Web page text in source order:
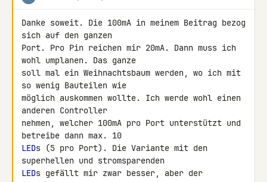
Danke soweit. Die 100mA in meinem Beitrag bezog
sich auf den ganzen
Port. Pro Pin reichen mir 20mA. Dann muss ich
wohl umplanen. Das ganze
soll mal ein Weihnachtsbaum werden, wo ich mit
so wenig Bauteilen wie
möglich auskommen wollte. Ich werde wohl einen
anderen Controller
nehmen, welcher 100mA pro Port unterstützt und
LEDs (5 pro Port). Die Variante mit den
LEDs gefällt mir zwar besser, aber der